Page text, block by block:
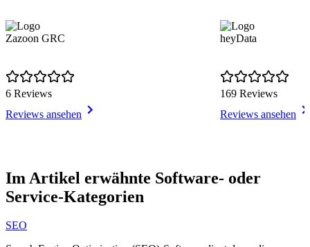
Zazoon GRC
6 Reviews
Reviews ansehen
heyData
169 Reviews
Reviews ansehen
1
of
3
Im Artikel erwähnte Software- oder
Service-Kategorien
SEO